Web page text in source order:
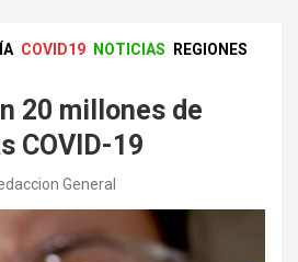
COVID19 NOTICIAS
REGIONES
20 millones de
COVID-19
General